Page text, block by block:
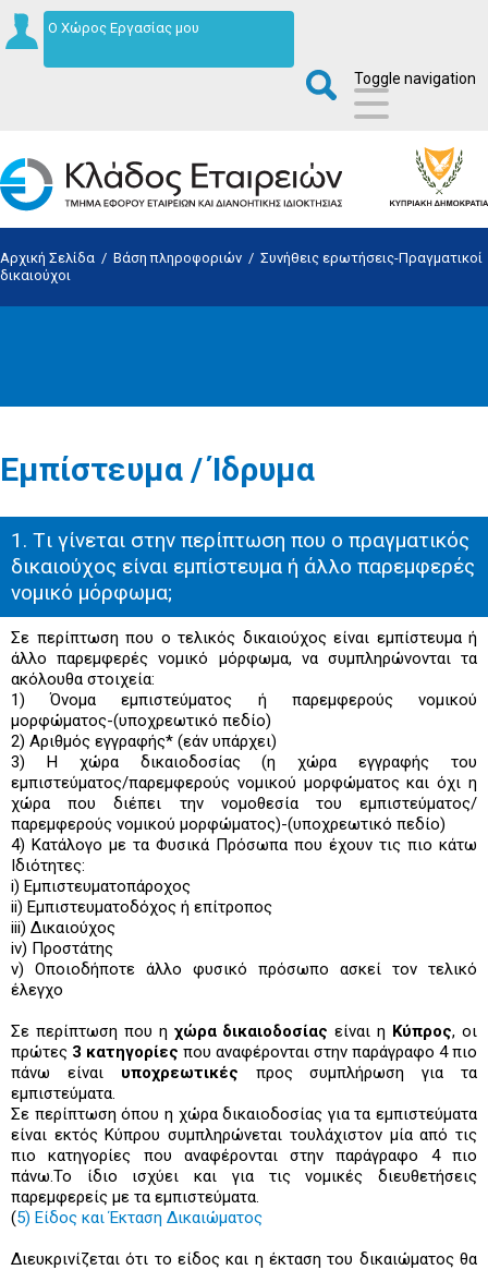
Ο Χώρος Εργασίας μου
Toggle navigation
Αρχική Σελίδα / Βάση πληροφοριών / Συνήθεις ερωτήσεις-Πραγματικοί
δικαιούχοι
Εμπίστευμα / Ίδρυμα
1. Tι γίνεται στην περίπτωση που ο πραγματικός
δικαιούχος είναι εμπίστευμα ή άλλο παρεμφερές
νομικό μόρφωμα;
Σε περίπτωση που ο τελικός δικαιούχος είναι εμπίστευμα ή
άλλο παρεμφερές νομικό μόρφωμα, να συμπληρώνονται τα
ακόλουθα στοιχεία:
1) Όνομα εμπιστεύματος ή παρεμφερούς νομικού
μορφώματος-(υποχρεωτικό πεδίο)
2) Αριθμός εγγραφής* (εάν υπάρχει)
3) Η χώρα δικαιοδοσίας (η χώρα εγγραφής του
εμπιστεύματος/παρεμφερούς νομικού μορφώματος και όχι η
χώρα που διέπει την νομοθεσία του εμπιστεύματος/
παρεμφερούς νομικού μορφώματος)-(υποχρεωτικό πεδίο)
4) Κατάλογο με τα Φυσικά Πρόσωπα που έχουν τις πιο κάτω
Ιδιότητες:
i) Εμπιστευματοπάροχος
ii) Εμπιστευματοδόχος ή επίτροπος
iii) Δικαιούχος
iv) Προστάτης
v) Οποιοδήποτε άλλο φυσικό πρόσωπο ασκεί τον τελικό
έλεγχο
Σε περίπτωση που η χώρα δικαιοδοσίαςείναι η Κύπρος, οι
πρώτες 3 κατηγορίες που αναφέρονται στην παράγραφο 4 πιο
πάνω είναι υποχρεωτικές προς συμπλήρωση για τα
εμπιστεύματα.
Σε περίπτωση όπου η χώρα δικαιοδοσίας για τα εμπιστεύματα
είναι εκτός Κύπρου συμπληρώνεται τουλάχιστον μία από τις
πιο κατηγορίες που αναφέρονται στην παράγραφο 4 πιο
πάνω.Το ίδιο ισχύει και για τις νομικές διευθετήσεις
παρεμφερείς με τα εμπιστεύματα.
(5) Είδος και Έκταση Δικαιώματος
Διευκρινίζεται ότι το είδος και η έκταση του δικαιώματος θα